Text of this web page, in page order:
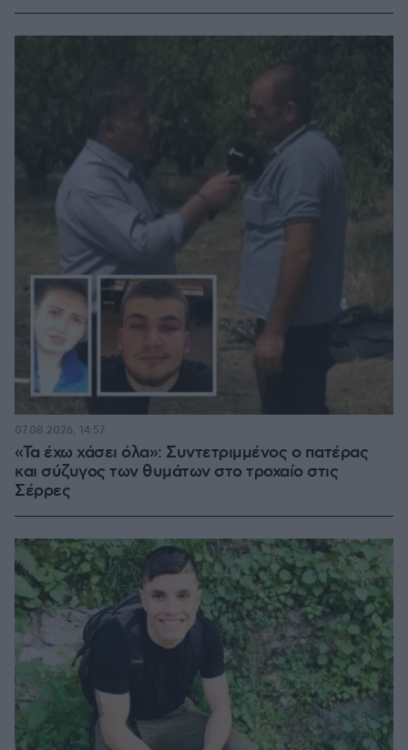
«Τα έχω χάσει όλα»: Συντετριμμένος ο πατέρας
και σύζυγος των θυμάτων στο τροχαίο στις
Σέρρες
07.08.2026, 14:57